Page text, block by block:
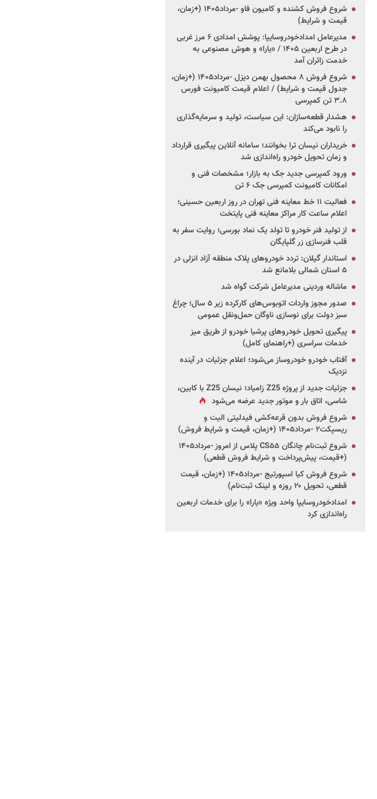
شروع فروش کشنده و کامیون فاو -مرداد۱۴۰۵ (+زمان،
قیمت و شرایط)
مدیرعامل امدادخودروسایپا: پوشش امدادی ۶ مرز غربی
در طرح اربعین ۱۴۰۵ / «یارا» و هوش مصنوعی به
خدمت زائران آمد
شروع فروش ۸ محصول بهمن دیزل -مرداد۱۴۰۵ (+زمان،
جدول قیمت و شرایط) / اعلام قیمت کامیونت فورس
۳.۸ تن کمپرسی
هشدار قطعه‌سازان: این سیاست، تولید و سرمایه‌گذاری
را نابود می‌کند
خریداران نیسان ترا بخوانند؛ سامانه آنلاین پیگیری قرارداد
و زمان تحویل خودرو راه‌اندازی شد
ورود کمپرسی جدید جک به بازار؛ مشخصات فنی و
امکانات کامیونت کمپرسی جک ۶ تن
فعالیت ۱۱ خط معاینه فنی تهران در روز اربعین حسینی؛
اعلام ساعت کار مراکز معاینه فنی پایتخت
از تولید فنر خودرو تا تولد یک نماد بورسی؛ روایت سفر به
قلب فنرسازی زر گلپایگان
استاندار گیلان: تردد خودروهای پلاک منطقه آزاد انزلی در
۵ استان شمالی بلامانع شد
ماشاله وردینی مدیرعامل شرکت گواه شد
صدور مجوز واردات اتوبوس‌های کارکرده زیر ۵ سال؛ چراغ
سبز دولت برای نوسازی ناوگان حمل‌ونقل عمومی
پیگیری تحویل خودروهای پرشیا خودرو از طریق میز
خدمات سراسری (+راهنمای کامل)
آفتاب خودرو خودروساز می‌شود؛ اعلام جزئیات در آینده
نزدیک
جزئیات جدید از پروژه Z25 زامیاد؛ نیسان Z25 با کابین،
شاسی، اتاق بار و موتور جدید عرضه می‌شود
شروع فروش بدون قرعه‌کشی فیدلیتی الیت و
ریسپکت۲ -مرداد۱۴۰۵ (+زمان، قیمت و شرایط فروش)
شروع ثبت‌نام چانگان CS۵۵ پلاس از امروز -مرداد۱۴۰۵
(+قیمت، پیش‌پرداخت و شرایط فروش قطعی)
شروع فروش کیا اسپورتیج -مرداد۱۴۰۵ (+زمان، قیمت
قطعی، تحویل ۲۰ روزه و لینک ثبت‌نام)
امدادخودروسایپا واحد ویژه «یارا» را برای خدمات اربعین
راه‌اندازی کرد